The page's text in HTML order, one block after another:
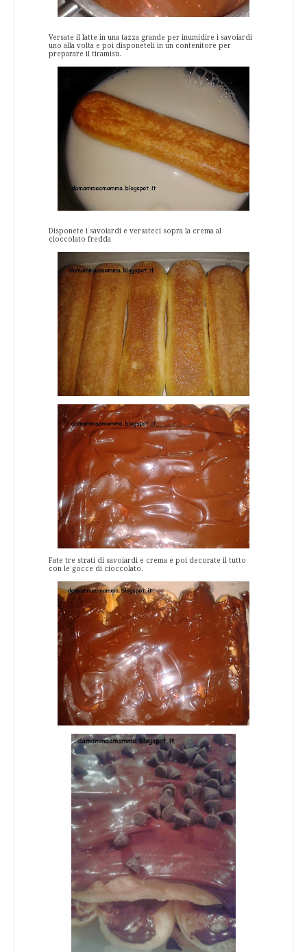
Versate il latte in una tazza grande per inumidire i savoiardi
uno alla volta e poi disponeteli in un contenitore per
preparare il tiramisù.
Disponete i savoiardi e versateci sopra la crema al
cioccolato fredda
Fate tre strati di savoiardi e crema e poi decorate il tutto
con le gocce di cioccolato.